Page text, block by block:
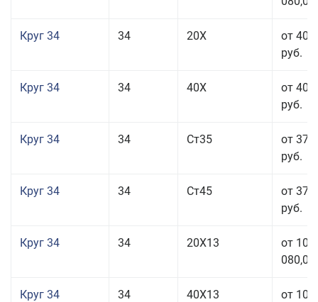
Круг 34 34 20Х
от 40
руб.
Круг 34 34 40Х
от 40
руб.
Круг 34 34 Ст35
от 37
руб.
Круг 34 34 Ст45
от 37
руб.
Круг 34 34 20Х13
от 101
080,00
Круг 34 34 40Х13
от 101